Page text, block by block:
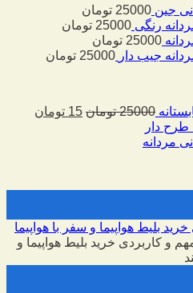
جین 25000 تومان
رنگی 25000 تومان
25000 تومان
جیب دار 25000 تومان
25000 تومان 15 تومان
طرح دار
مردانه
بلیط هواپیما و سفر با هواپیما
و کاربردی خرید بلیط هواپیما و